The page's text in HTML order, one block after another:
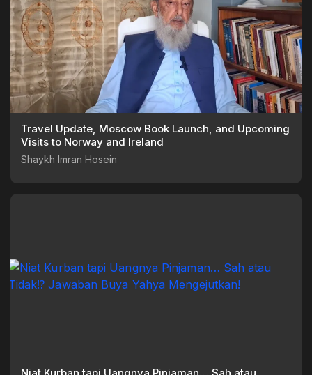
Travel Update, Moscow Book Launch, and Upcoming
Visits to Norway and Ireland
Shaykh Imran Hosein
Niat Kurban tapi Uangnya Pinjaman… Sah atau